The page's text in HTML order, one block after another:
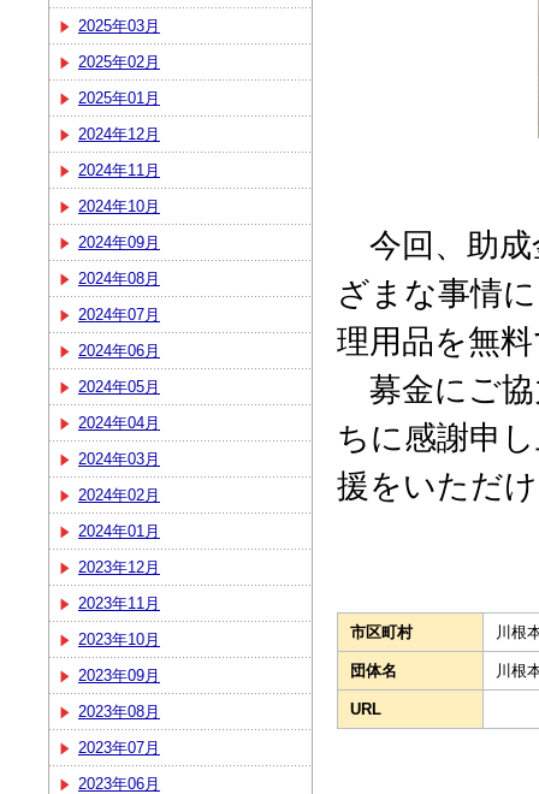
2025年03月
2025年02月
2025年01月
2024年12月
2024年11月
2024年10月
2024年09月
2024年08月
2024年07月
2024年06月
2024年05月
2024年04月
2024年03月
2024年02月
2024年01月
2023年12月
2023年11月
2023年10月
2023年09月
2023年08月
2023年07月
2023年06月
今回、助成
ざまな事情
理用品を無
募金にご協
ちに感謝申
援をいただ
市区町村 川根
団体名 川根
URL